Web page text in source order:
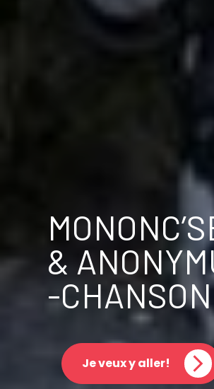
&
-CHANSON
Je veux y aller!